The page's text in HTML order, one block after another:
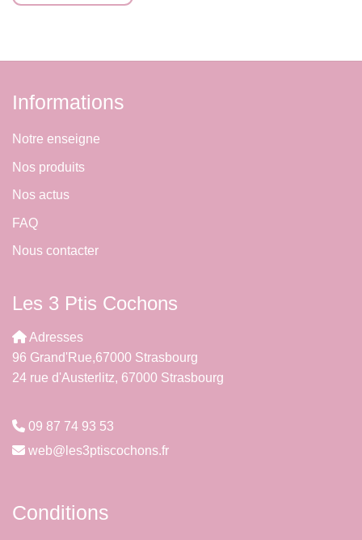
Informations
Notre enseigne
Nos produits
Nos actus
FAQ
Nous contacter
Les 3 Ptis Cochons
Adresses
96 Grand'Rue,67000 Strasbourg
24 rue d'Austerlitz, 67000 Strasbourg
09 87 74 93 53
web@les3ptiscochons.fr
Conditions